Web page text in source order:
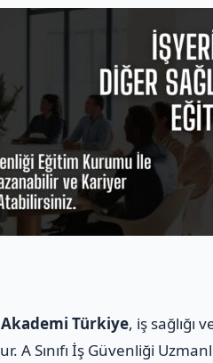
Akademi Türkiye, iş sağlığı
Sınıfı İş Güvenliği